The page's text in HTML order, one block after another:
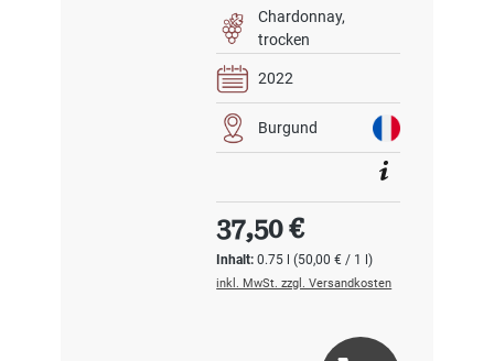
Chardonnay
trocken
2022
Burgund
Inhalt:0.75 l(50,00 € / 1 l)
Regulärer Preis:
37,50 €
inkl. MwSt. zzgl. Versandkosten